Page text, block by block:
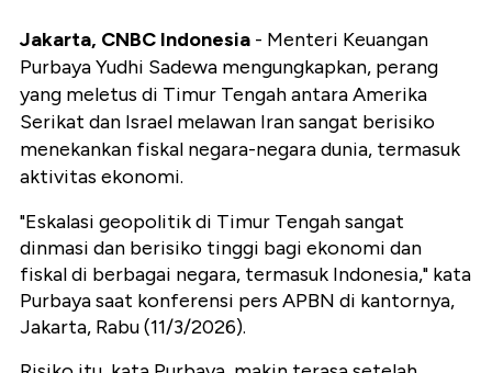
Jakarta, CNBC Indonesia - Menteri Keuangan
Purbaya Yudhi Sadewa mengungkapkan, perang
yang meletus di Timur Tengah antara Amerika
Serikat dan Israel melawan Iran sangat berisiko
menekankan fiskal negara-negara dunia, termasuk
aktivitas ekonomi.
"Eskalasi geopolitik di Timur Tengah sangat
dinmasi dan berisiko tinggi bagi ekonomi dan
fiskal di berbagai negara, termasuk Indonesia," kata
Purbaya saat konferensi pers APBN di kantornya,
Jakarta, Rabu (11/3/2026).